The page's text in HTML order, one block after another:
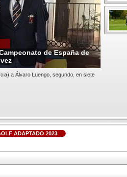
de España de
a Álvaro Luengo, segundo, en siete
ADAPTADO 2023